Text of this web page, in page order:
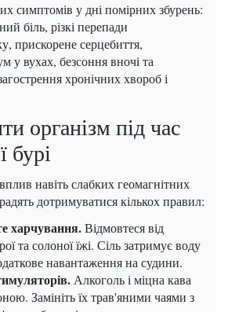
симптомів у дні помірних збурень:
біль, різкі перепади
прискорене серцебиття,
у вухах, безсоння вночі та
хронічних хвороб і
організм під час
бурі
навіть слабких геомагнітних
дотримуватися кількох правил:
харчування.Відмовтеся від
та солоної їжі. Сіль затримує воду
навантаження на судини.
Алкоголь і міцна кава
Замініть їх трав'яними чаями з